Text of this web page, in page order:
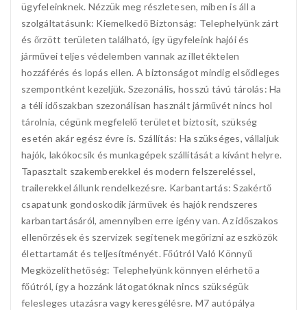
ügyfeleinknek. Nézzük meg részletesen, miben is áll a
szolgáltatásunk: Kiemelkedő Biztonság: Telephelyünk zárt
és őrzött területen található, így ügyfeleink hajói és
járművei teljes védelemben vannak az illetéktelen
hozzáférés és lopás ellen. A biztonságot mindig elsődleges
szempontként kezeljük. Szezonális, hosszú távú tárolás: Ha
a téli időszakban szezonálisan használt járművét nincs hol
tárolnia, cégünk megfelelő területet biztosít, szükség
esetén akár egész évre is. Szállítás: Ha szükséges, vállaljuk
hajók, lakókocsik és munkagépek szállítását a kívánt helyre.
Tapasztalt szakemberekkel és modern felszereléssel,
trailerekkel állunk rendelkezésre. Karbantartás: Szakértő
csapatunk gondoskodik járművek és hajók rendszeres
karbantartásáról, amennyiben erre igény van. Az időszakos
ellenőrzések és szervizek segítenek megőrizni az eszközök
élettartamát és teljesítményét. Főútról Való Könnyű
Megközelíthetőség: Telephelyünk könnyen elérhető a
főútról, így a hozzánk látogatóknak nincs szükségük
felesleges utazásra vagy keresgélésre. M7 autópálya